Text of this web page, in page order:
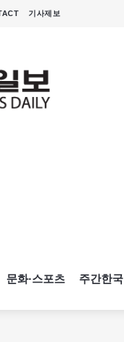
기사제보
문화·스포츠 주간한국